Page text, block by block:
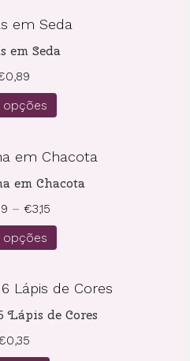
em Seda
0,89
opções
em Chacota
– €3,15
range:
opções
Lápis de Cores
0,35